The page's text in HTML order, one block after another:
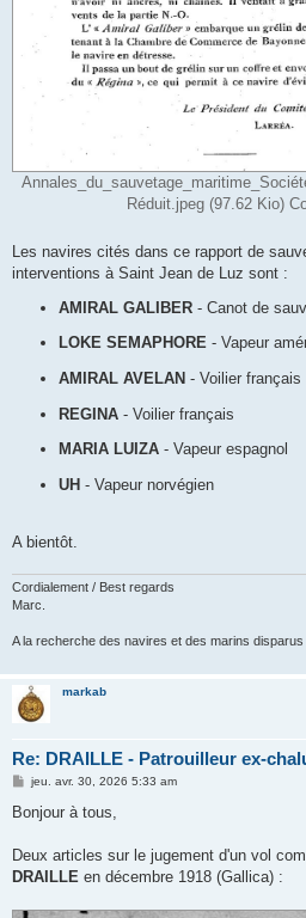
Réduit.jpeg (97.62 Kio)
Les navires cités dans ce rapport de
interventions à Saint Jean de Luz sont :
AMIRAL GALIBER - Canot de
LOKE SEMAPHORE - Vapeur
AMIRAL AVELAN - Voilier français
REGINA - Voilier français
MARIA LUIZA - Vapeur espagnol
UH - Vapeur norvégien
A bientôt.
Cordialement / Best regards
Marc.
A la recherche des navires et des marins
markab
Re: DRAILLE - Patrouilleur ex-
M
s
g
jeu. avr. 30, 2026 5:33 am
Bonjour à tous,
Deux articles sur le jugement d'un vol
DRAILLE en décembre 1918 (Gallica) :